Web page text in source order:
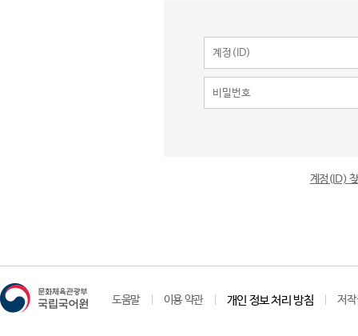
계정(ID)
도움말 이용 약관 개인 정보 처리 방침 저